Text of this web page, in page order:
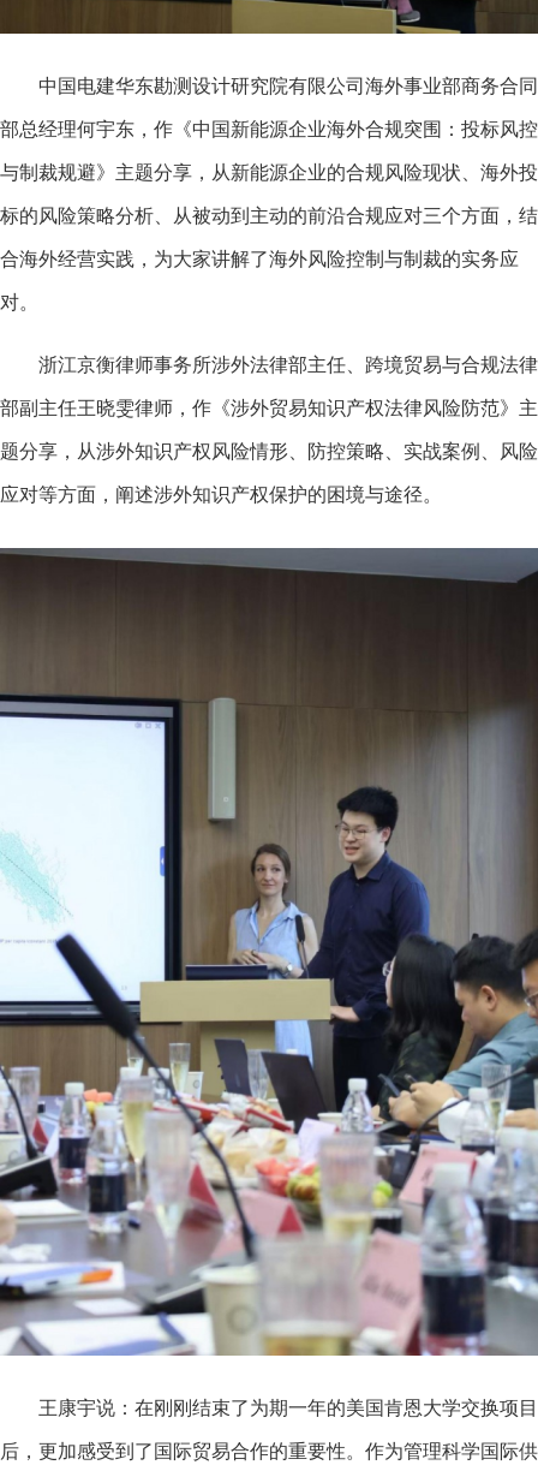
中国电建华东勘测设计研究院有限公司海外事业部商务合同
部总经理何宇东，作《中国新能源企业海外合规突围：投标风控
与制裁规避》主题分享，从新能源企业的合规风险现状、海外投
标的风险策略分析、从被动到主动的前沿合规应对三个方面，结
合海外经营实践，为大家讲解了海外风险控制与制裁的实务应
对。
浙江京衡律师事务所涉外法律部主任、跨境贸易与合规法律
部副主任王晓雯律师，作《涉外贸易知识产权法律风险防范》主
题分享，从涉外知识产权风险情形、防控策略、实战案例、风险
应对等方面，阐述涉外知识产权保护的困境与途径。
王康宇说：在刚刚结束了为期一年的美国肯恩大学交换项目
后，更加感受到了国际贸易合作的重要性。作为管理科学国际供